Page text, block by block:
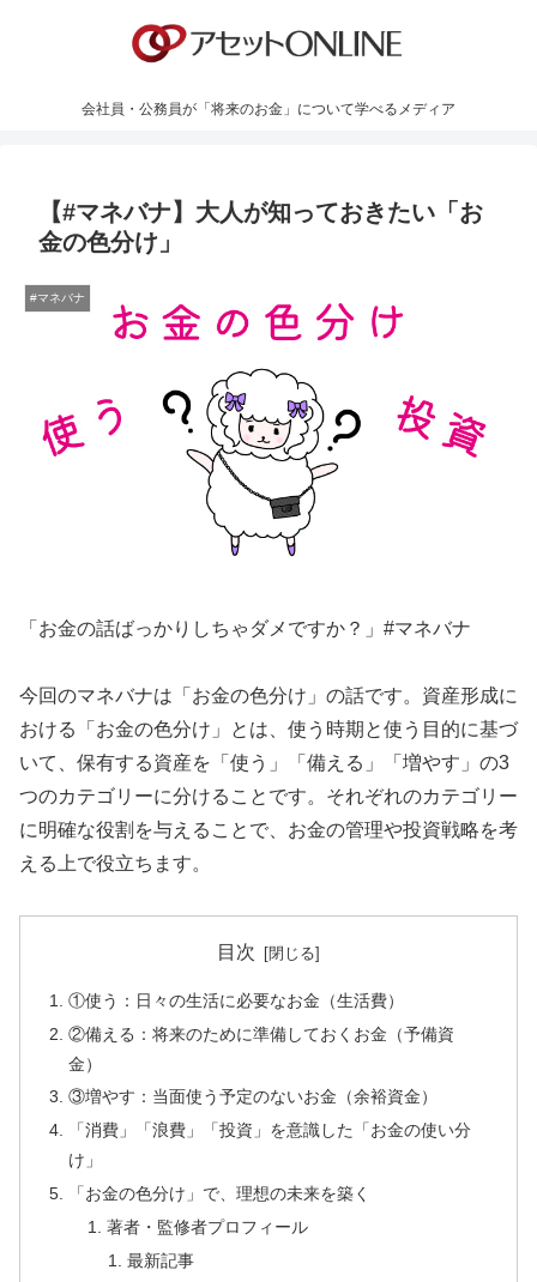
会社員・公務員が「将来のお金」について学べるメディア
【#マネバナ】大人が知っておきたい「お
金の色分け」
#マネバナ
「お金の話ばっかりしちゃダメですか？」#マネバナ
今回のマネバナは「お金の色分け」の話です。資産形成に
おける「お金の色分け」とは、使う時期と使う目的に基づ
いて、保有する資産を「使う」「備える」「増やす」の3
つのカテゴリーに分けることです。それぞれのカテゴリー
に明確な役割を与えることで、お金の管理や投資戦略を考
える上で役立ちます。
目次
①使う：日々の生活に必要なお金（生活費）
②備える：将来のために準備しておくお金（予備資
金）
③増やす：当面使う予定のないお金（余裕資金）
「消費」「浪費」「投資」を意識した「お金の使い分
け」
「お金の色分け」で、理想の未来を築く
著者・監修者プロフィール
最新記事